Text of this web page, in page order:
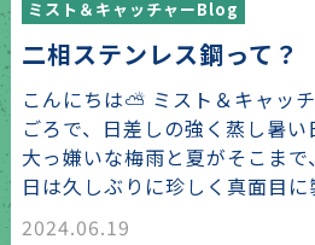
ミスト＆キャッチャーBlog
二相ステンレス鋼って？
こんにちは⛅ ミスト＆キャッ
ごろで、日差しの強く蒸し暑
大っ嫌いな梅雨と夏がそこま
日は久しぶりに珍しく真面目
2024.06.19